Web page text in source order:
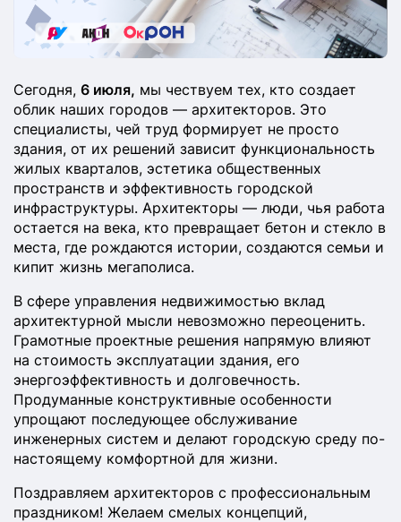
Сегодня, 6 июля, мы чествуем тех, кто создает
облик наших городов — архитекторов. Это
специалисты, чей труд формирует не просто
здания, от их решений зависит функциональность
жилых кварталов, эстетика общественных
пространств и эффективность городской
инфраструктуры. Архитекторы — люди, чья работа
остается на века, кто превращает бетон и стекло в
места, где рождаются истории, создаются семьи и
кипит жизнь мегаполиса.
В сфере управления недвижимостью вклад
архитектурной мысли невозможно переоценить.
Грамотные проектные решения напрямую влияют
на стоимость эксплуатации здания, его
энергоэффективность и долговечность.
Продуманные конструктивные особенности
упрощают последующее обслуживание
инженерных систем и делают городскую среду по-
настоящему комфортной для жизни.
Поздравляем архитекторов с профессиональным
праздником! Желаем смелых концепций,